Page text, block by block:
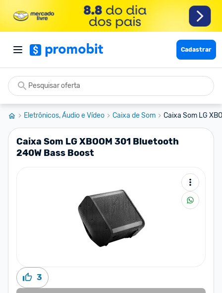
Cadastrar
Eletrônicos, Áudio e Vídeo Caixa de Som Caixa Som LG
Caixa Som LG XBOOM 301 Bluetooth
240W Bass Boost
3